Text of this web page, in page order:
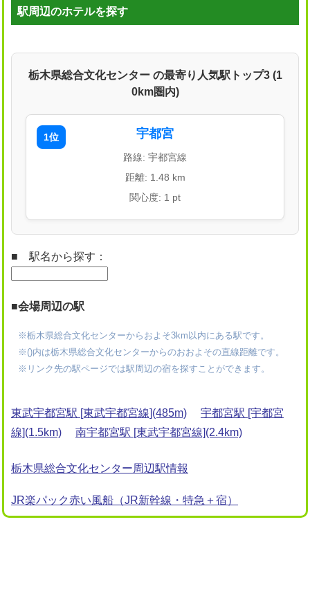
駅周辺のホテルを探す
栃木県総合文化センター の最寄り人気駅トップ3 (1
0km圏内)
1位 宇都宮
路線: 宇都宮線
距離: 1.48 km
関心度: 1 pt
■ 駅名から探す：
■会場周辺の駅
※栃木県総合文化センターからおよそ3km以内にある駅です。
※()内は栃木県総合文化センターからのおおよその直線距離です。
※リンク先の駅ページでは駅周辺の宿を探すことができます。
東武宇都宮駅 [東武宇都宮線](485m)
宇都宮駅 [宇都宮
線](1.5km)
南宇都宮駅 [東武宇都宮線](2.4km)
栃木県総合文化センター周辺駅情報
JR楽パック赤い風船（JR新幹線・特急＋宿）